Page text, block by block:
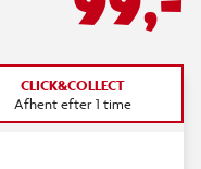
CLICK&COLLECT
Afhent efter 1 time